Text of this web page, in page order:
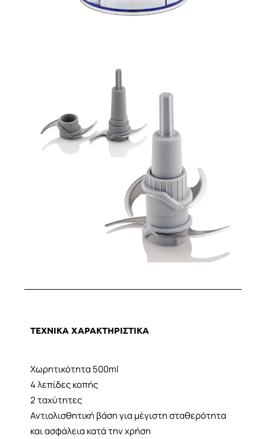
ΤΕΧΝΙΚΑ ΧΑΡΑΚΤΗΡΙΣΤΙΚΑ
Χωρητικότητα 500ml
4 λεπίδες κοπής
2 ταχύτητες
Αντιολισθητική βάση για μέγιστη σταθερότητα
και ασφάλεια κατά την χρήση